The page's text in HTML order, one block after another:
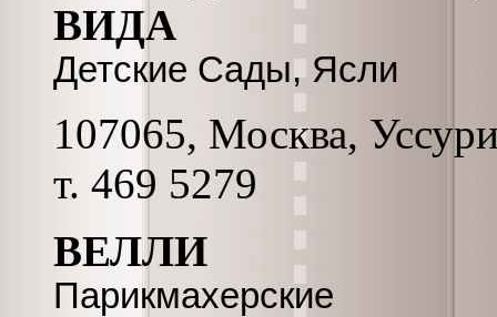
ВИДА
Детские Сады, Ясли
107065, Москва,
т. 469 5279
ВЕЛЛИ
Парикмахерские